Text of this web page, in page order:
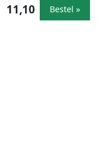
11,10 Bestel »